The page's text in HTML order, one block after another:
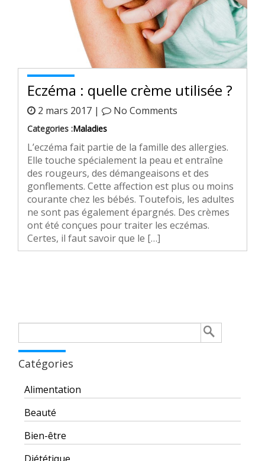
Eczéma : quelle crème utilisée ?
2 mars 2017 | No Comments
Categories :Maladies
L’eczéma fait partie de la famille des allergies.
Elle touche spécialement la peau et entraîne
des rougeurs, des démangeaisons et des
gonflements. Cette affection est plus ou moins
courante chez les bébés. Toutefois, les adultes
ne sont pas également épargnés. Des crèmes
ont été conçues pour traiter les eczémas.
Certes, il faut savoir que le […]
Catégories
Alimentation
Beauté
Bien-être